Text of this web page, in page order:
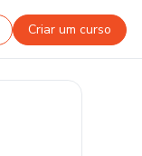
Criar um curso